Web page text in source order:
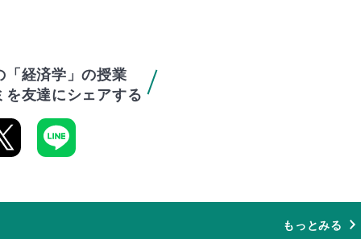
「経済学」の授業
を友達にシェアする
もっとみる